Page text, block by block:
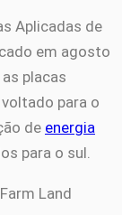
Aplicadas de
em agosto
placas
para o
de energia
para o sul.